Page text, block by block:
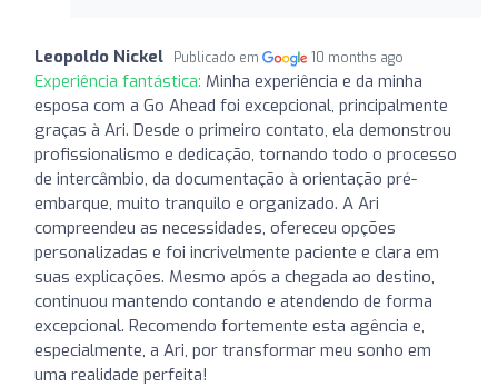
Leopoldo Nickel Publicado em 10 months ago
Experiência fantástica: Minha experiência e da minha
esposa com a Go Ahead foi excepcional, principalmente
graças à Ari. Desde o primeiro contato, ela demonstrou
profissionalismo e dedicação, tornando todo o processo
de intercâmbio, da documentação à orientação pré-
embarque, muito tranquilo e organizado. A Ari
compreendeu as necessidades, ofereceu opções
personalizadas e foi incrivelmente paciente e clara em
suas explicações. Mesmo após a chegada ao destino,
continuou mantendo contando e atendendo de forma
excepcional. Recomendo fortemente esta agência e,
especialmente, a Ari, por transformar meu sonho em
uma realidade perfeita!